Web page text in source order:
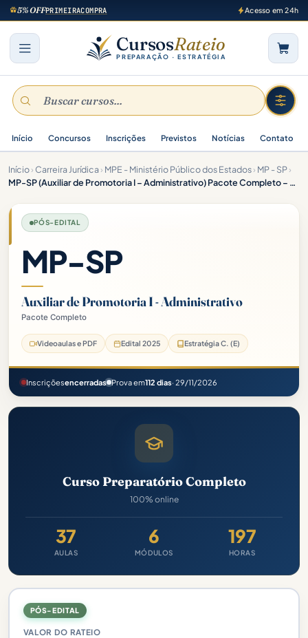
5% OFFPRIMEIRACOMPRA Acesso em 24h
CursosRateio
PREPARAÇÃO · ESTRATÉGIA
Início Concursos Inscrições Previstos Notícias Contato
Início› Carreira Jurídica› MPE - Ministério Público dos Estados› MP - SP›
MP-SP (Auxiliar de Promotoria I – Administrativo) Pacote Completo – 2025 (Pós-Edital)
PÓS-EDITAL
MP-SP
Auxiliar de Promotoria I - Administrativo
Pacote Completo
Videoaulas e PDF Edital 2025 Estratégia C. (E)
Inscriçõesencerradas Prova em112 dias· 29/11/2026
Curso Preparatório Completo
100% online
37
AULAS
6
MÓDULOS
197
HORAS
PÓS-EDITAL
VALOR DO RATEIO